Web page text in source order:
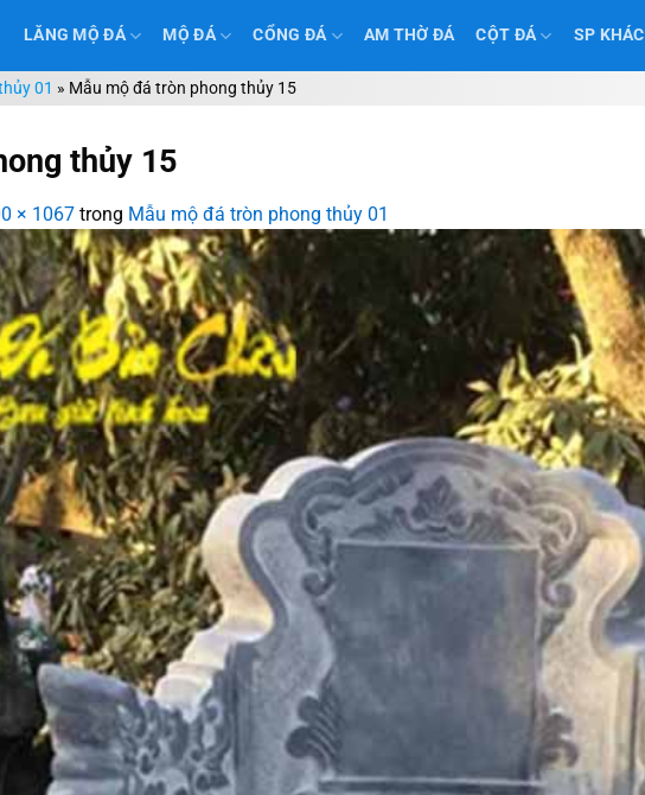
LĂNG MỘ ĐÁ MỘ ĐÁ CỔNG ĐÁ AM THỜ ĐÁ CỘT ĐÁ SP KHÁC
01 » Mẫu mộ đá tròn phong thủy 15
thủy 15
× 1067 trong Mẫu mộ đá tròn phong thủy 01